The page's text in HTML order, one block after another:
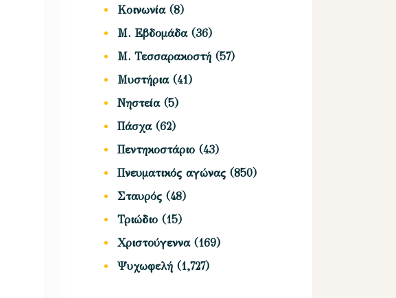
Κοινωνία(8)
Μ. Εβδομάδα(36)
Μ. Τεσσαρακοστή (57)
Μυστήρια(41)
Νηστεία(5)
Πάσχα(62)
Πεντηκοστάριο (43)
Πνευματικός αγώνας (850)
Σταυρός (48)
Τριώδιο (15)
Χριστούγεννα(169)
Ψυχωφελή (1,727)